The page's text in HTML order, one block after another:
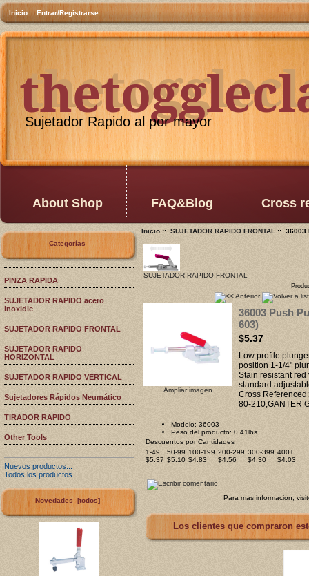
Inicio Entrar/Registrarse
Sujetador Rapido al por mayor
About Shop FAQ&Blog Cross
Categorías
PINZA RAPIDA
SUJETADOR RAPIDO acero
inoxidle
SUJETADOR RAPIDO FRONTAL
SUJETADOR RAPIDO
HORIZONTAL
SUJETADOR RAPIDO VERTICAL
Sujetadores Rápidos Neumático
TIRADOR RAPIDO
Other Tools
Nuevos productos...
Todos los productos...
Novedades [todos]
Inicio:: SUJETADOR RAPIDO FRONTAL:: 36003
SUJETADOR RAPIDO FRONTAL
Ampliar imagen
36003 Push
603)
$5.37
Low profile
position 1-1/4"
Stain resistant
standard
Cross
80-210,GANTER
Modelo: 36003
Peso del producto: 0.41lbs
Descuentos por Cantidades
1-49
$5.37
50-99
$5.10
100-199
$4.83
200-299
$4.56
300-399
$4.30
400+
$4.03
Para más información,
Los clientes que compraron